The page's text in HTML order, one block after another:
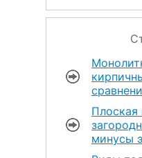
Плоская
минусы